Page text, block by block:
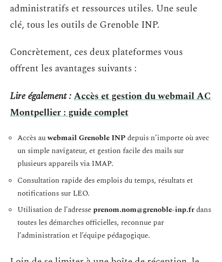
administratifs et ressources utiles. Une seule
clé, tous les outils de Grenoble INP.
Concrètement, ces deux plateformes vous
offrent les avantages suivants :
Lire également :Accès et gestion du webmail AC
Montpellier : guide complet
Accès auwebmail Grenoble INPdepuis n’importe où avec
un simple navigateur, et gestion facile des mails sur
plusieurs appareils via IMAP.
Consultation rapide des emplois du temps, résultats et
notifications sur LEO.
Utilisation de l’adresseprenom.nom@grenoble-inp.frdans
toutes les démarches officielles, reconnue par
l’administration et l’équipe pédagogique.